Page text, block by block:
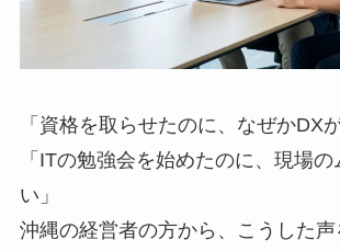
「資格を取らせたのに、なぜかDX
「ITの勉強会を始めたのに、現場
い」
沖縄の経営者の方から、こうした